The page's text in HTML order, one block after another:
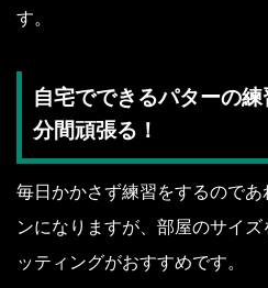
す。
自宅でできるパターの
分間頑張る！
毎日かかさず練習をするので
ンになりますが、部屋のサイ
ッティングがおすすめです。